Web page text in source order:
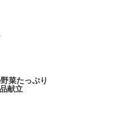
菜たっぷり
献立